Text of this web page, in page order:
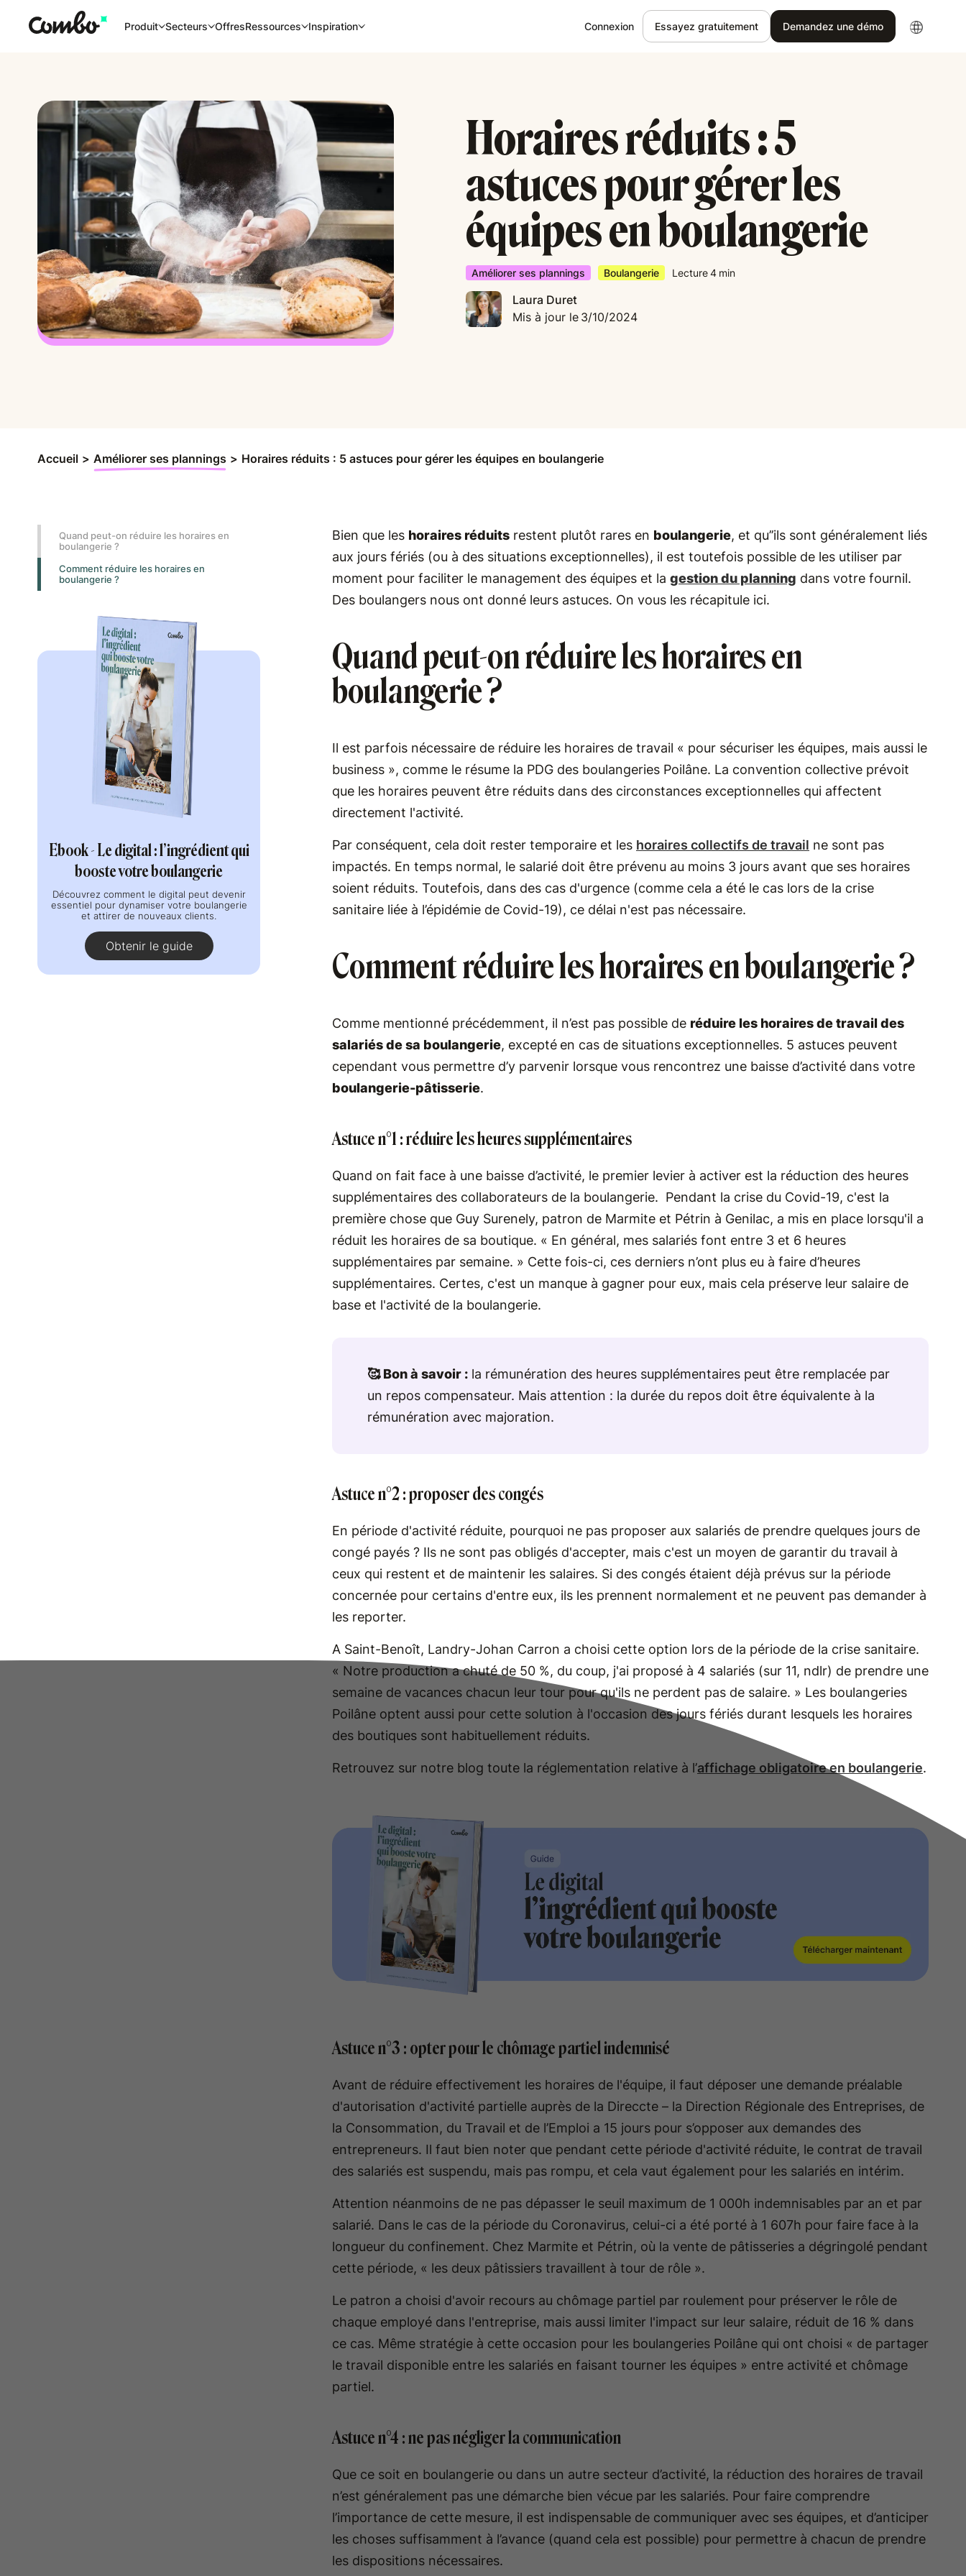
Produit Secteurs OffresRessources Inspiration Connexion Essayez gratuitement Demandez une démo
Horaires réduits : 5
astuces pour gérer les
équipes en boulangerie
Améliorer ses plannings Boulangerie Lecture4 min
Laura Duret
Mis à jour le 3/10/2024
Accueil > Améliorer ses plannings > Horaires réduits : 5 astuces pour gérer les équipes en boulangerie
Quand peut-on réduire les horaires en
boulangerie ?
Comment réduire les horaires en
boulangerie ?
Ebook - Le digital : l’ingrédient qui
booste votre boulangerie
Découvrez comment le digital peut devenir
essentiel pour dynamiser votre boulangerie
et attirer de nouveaux clients.
Obtenir le guide
Bien que les horaires réduits restent plutôt rares en boulangerie, et qu’’ils sont généralement liés
aux jours fériés (ou à des situations exceptionnelles), il est toutefois possible de les utiliser par
moment pour faciliter le management des équipes et la gestion du planning dans votre fournil.
Des boulangers nous ont donné leurs astuces. On vous les récapitule ici.
Quand peut-on réduire les horaires en
boulangerie ?
Il est parfois nécessaire de réduire les horaires de travail « pour sécuriser les équipes, mais aussi le
business », comme le résume la PDG des boulangeries Poilâne. La convention collective prévoit
que les horaires peuvent être réduits dans des circonstances exceptionnelles qui affectent
directement l'activité.
Par conséquent, cela doit rester temporaire et les horaires collectifs de travail ne sont pas
impactés. En temps normal, le salarié doit être prévenu au moins 3 jours avant que ses horaires
soient réduits. Toutefois, dans des cas d'urgence (comme cela a été le cas lors de la crise
sanitaire liée à l’épidémie de Covid-19), ce délai n'est pas nécessaire.
Comment réduire les horaires en boulangerie ?
Comme mentionné précédemment, il n’est pas possible de réduire les horaires de travail des
salariés de sa boulangerie, excepté en cas de situations exceptionnelles. 5 astuces peuvent
cependant vous permettre d’y parvenir lorsque vous rencontrez une baisse d’activité dans votre
boulangerie-pâtisserie.
Astuce n°1 : réduire les heures supplémentaires
Quand on fait face à une baisse d’activité, le premier levier à activer est la réduction des heures
supplémentaires des collaborateurs de la boulangerie. Pendant la crise du Covid-19, c'est la
première chose que Guy Surenely, patron de Marmite et Pétrin à Genilac, a mis en place lorsqu'il a
réduit les horaires de sa boutique. « En général, mes salariés font entre 3 et 6 heures
supplémentaires par semaine. » Cette fois-ci, ces derniers n’ont plus eu à faire d’heures
supplémentaires. Certes, c'est un manque à gagner pour eux, mais cela préserve leur salaire de
base et l'activité de la boulangerie.
🥰 Bon à savoir : la rémunération des heures supplémentaires peut être remplacée par
un repos compensateur. Mais attention : la durée du repos doit être équivalente à la
rémunération avec majoration.
Astuce n°2 : proposer des congés
En période d'activité réduite, pourquoi ne pas proposer aux salariés de prendre quelques jours de
congé payés ? Ils ne sont pas obligés d'accepter, mais c'est un moyen de garantir du travail à
ceux qui restent et de maintenir les salaires. Si des congés étaient déjà prévus sur la période
concernée pour certains d'entre eux, ils les prennent normalement et ne peuvent pas demander à
les reporter.
A Saint-Benoît, Landry-Johan Carron a choisi cette option lors de la période de la crise sanitaire.
« Notre production a chuté de 50 %, du coup, j'ai proposé à 4 salariés (sur 11, ndlr) de prendre une
semaine de vacances chacun leur tour pour qu'ils ne perdent pas de salaire. » Les boulangeries
Poilâne optent aussi pour cette solution à l'occasion des jours fériés durant lesquels les horaires
des boutiques sont habituellement réduits.
Retrouvez sur notre blog toute la réglementation relative à l’affichage obligatoire en boulangerie.
Astuce n°3 : opter pour le chômage partiel indemnisé
Avant de réduire effectivement les horaires de l'équipe, il faut déposer une demande préalable
d'autorisation d'activité partielle auprès de la Direccte – la Direction Régionale des Entreprises, de
la Consommation, du Travail et de l’Emploi a 15 jours pour s’opposer aux demandes des
entrepreneurs. Il faut bien noter que pendant cette période d'activité réduite, le contrat de travail
des salariés est suspendu, mais pas rompu, et cela vaut également pour les salariés en intérim.
Attention néanmoins de ne pas dépasser le seuil maximum de 1 000h indemnisables par an et par
salarié. Dans le cas de la période du Coronavirus, celui-ci a été porté à 1 607h pour faire face à la
longueur du confinement. Chez Marmite et Pétrin, où la vente de pâtisseries a dégringolé pendant
cette période, « les deux pâtissiers travaillent à tour de rôle ».
Le patron a choisi d'avoir recours au chômage partiel par roulement pour préserver le rôle de
chaque employé dans l'entreprise, mais aussi limiter l'impact sur leur salaire, réduit de 16 % dans
ce cas. Même stratégie à cette occasion pour les boulangeries Poilâne qui ont choisi « de partager
le travail disponible entre les salariés en faisant tourner les équipes » entre activité et chômage
partiel.
Astuce n°4 : ne pas négliger la communication
Que ce soit en boulangerie ou dans un autre secteur d’activité, la réduction des horaires de travail
n’est généralement pas une démarche bien vécue par les salariés. Pour faire comprendre
l’importance de cette mesure, il est indispensable de communiquer avec ses équipes, et d’anticiper
les choses suffisamment à l’avance (quand cela est possible) pour permettre à chacun de prendre
les dispositions nécessaires.